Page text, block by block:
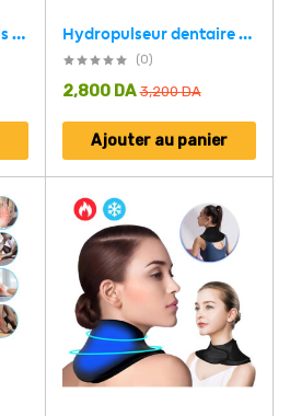
Coffret à bijoux en bois à 3 niveaux très élégant couleur noyer – علبة تنظيم المجوهرات Hydropulseur dentaire électrique sans fil Rechargeable par USB – جهاز تنظيف الأسنان
(0)
3,200DA
2,800 DA
Ajouter au panier